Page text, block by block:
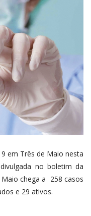
em Três de Maio nesta
no boletim da
Maio chega a 258 casos
e 29 ativos.